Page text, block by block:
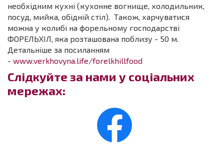
необхідним кухні (кухонне вогнище, холодильник,
посуд, мийка, обідній стіл). Також, харчуватися
можна у колибі на форельному господарстві
ФОРЕЛЬХІЛ, яка розташована поблизу - 50 м.
Детальніше за посиланням
- www.verkhovyna.life/forelkhillfood
Слідкуйте за нами у соціальних
мережах: